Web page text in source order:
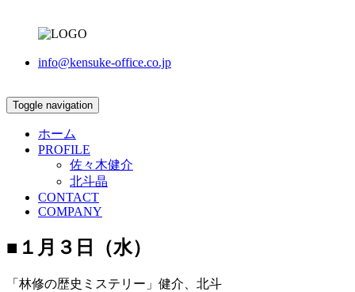
info@kensuke-office.co.jp
Toggle navigation
ホーム
PROFILE
佐々木健介
北斗晶
CONTACT
COMPANY
■１月３日（水）
「林修の歴史ミステリー」健介、北斗